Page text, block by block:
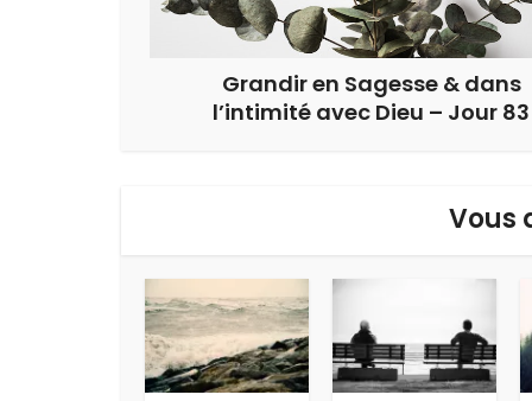
Grandir en Sagesse & dans
l’intimité avec Dieu – Jour 83
Vous